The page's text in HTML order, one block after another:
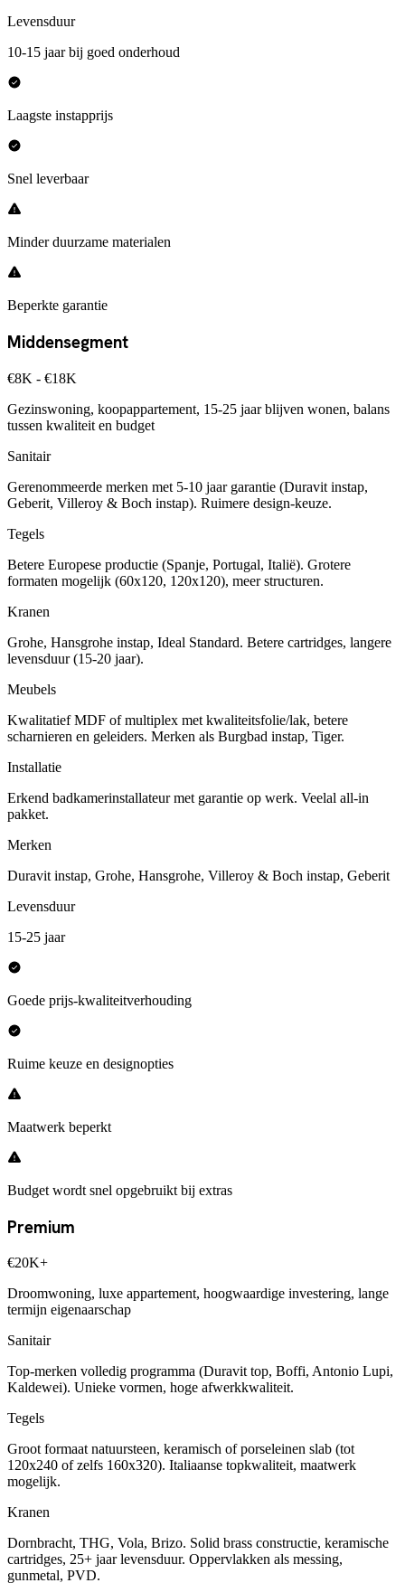
Levensduur
10-15 jaar bij goed onderhoud
Laagste instapprijs
Snel leverbaar
Minder duurzame materialen
Beperkte garantie
Middensegment
€8K - €18K
Gezinswoning, koopappartement, 15-25 jaar blijven wonen, balans
tussen kwaliteit en budget
Sanitair
Gerenommeerde merken met 5-10 jaar garantie (Duravit instap,
Geberit, Villeroy & Boch instap). Ruimere design-keuze.
Tegels
Betere Europese productie (Spanje, Portugal, Italië). Grotere
formaten mogelijk (60x120, 120x120), meer structuren.
Kranen
Grohe, Hansgrohe instap, Ideal Standard. Betere cartridges, langere
levensduur (15-20 jaar).
Meubels
Kwalitatief MDF of multiplex met kwaliteitsfolie/lak, betere
scharnieren en geleiders. Merken als Burgbad instap, Tiger.
Installatie
Erkend badkamerinstallateur met garantie op werk. Veelal all-in
pakket.
Merken
Duravit instap, Grohe, Hansgrohe, Villeroy & Boch instap, Geberit
Levensduur
15-25 jaar
Goede prijs-kwaliteitverhouding
Ruime keuze en designopties
Maatwerk beperkt
Budget wordt snel opgebruikt bij extras
Premium
€20K+
Droomwoning, luxe appartement, hoogwaardige investering, lange
termijn eigenaarschap
Sanitair
Top-merken volledig programma (Duravit top, Boffi, Antonio Lupi,
Kaldewei). Unieke vormen, hoge afwerkkwaliteit.
Tegels
Groot formaat natuursteen, keramisch of porseleinen slab (tot
120x240 of zelfs 160x320). Italiaanse topkwaliteit, maatwerk
mogelijk.
Kranen
Dornbracht, THG, Vola, Brizo. Solid brass constructie, keramische
cartridges, 25+ jaar levensduur. Oppervlakken als messing,
gunmetal, PVD.